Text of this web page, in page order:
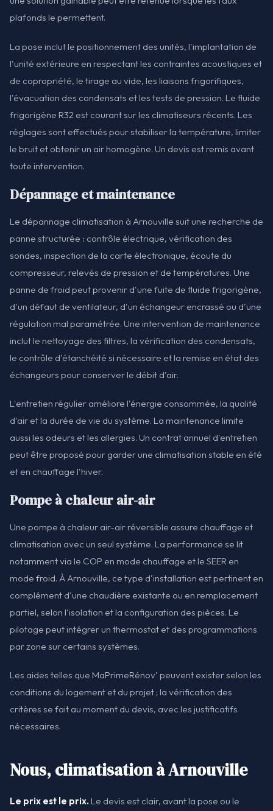
plafonds le permettent.
La pose inclut le positionnement des unités, l'implantation de
l'unité extérieure en respectant les contraintes acoustiques et
de copropriété, le tirage au vide, les liaisons frigorifiques,
l'évacuation des condensats et les tests de pression. Le fluide
frigorigène R32 est courant sur les climatiseurs récents. Les
réglages sont effectués pour stabiliser la température, limiter
le bruit et obtenir un air homogène. Un devis est remis avant
toute intervention.
Dépannage et maintenance
Le dépannage climatisation à Arnouville suit une recherche de
panne structurée : contrôle électrique, vérification des
sondes, inspection de la carte électronique, écoute du
compresseur, relevés de pression et de températures. Une
panne de froid peut provenir d'une fuite de fluide frigorigène,
d'un défaut de ventilateur, d'un échangeur encrassé ou d'une
régulation mal paramétrée. Une intervention de maintenance
inclut le nettoyage des filtres, la vérification des condensats,
le contrôle d'étanchéité si nécessaire et la remise en état des
échangeurs pour conserver le débit d'air.
L'entretien régulier améliore l'énergie consommée, la qualité
d'air et la durée de vie du système. La maintenance limite
aussi les odeurs et les allergies. Un contrat annuel d'entretien
peut être proposé pour garder une climatisation stable en été
et en chauffage l'hiver.
Pompe à chaleur air-air
Une pompe à chaleur air-air réversible assure chauffage et
climatisation avec un seul système. La performance se lit
notamment via le COP en mode chauffage et le SEER en
mode froid. À Arnouville, ce type d'installation est pertinent en
complément d'une chaudière existante ou en remplacement
partiel, selon l'isolation et la configuration des pièces. Le
pilotage peut intégrer un thermostat et des programmations
par zone sur certains systèmes.
Les aides telles que MaPrimeRénov' peuvent exister selon les
conditions du logement et du projet ; la vérification des
critères se fait au moment du devis, avec les justificatifs
nécessaires.
Nous, climatisation à Arnouville
Le prix est le prix. Le devis est clair, avant la pose ou le